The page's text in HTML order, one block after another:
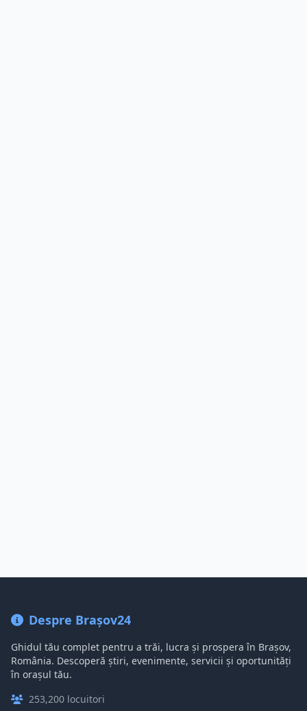
Despre Brașov24
Ghidul tău complet pentru a trăi, lucra și prospera în Brașov,
România. Descoperă știri, evenimente, servicii și oportunități
în orașul tău.
253,200 locuitori